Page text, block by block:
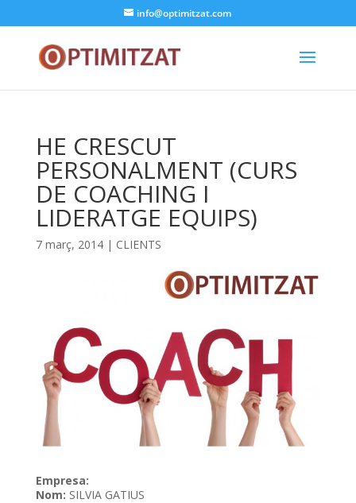
info@optimitzat.com
HE CRESCUT
PERSONALMENT (CURS
DE COACHING I
LIDERATGE EQUIPS)
7 març, 2014| CLIENTS
Empresa:
Nom: SILVIA GATIUS